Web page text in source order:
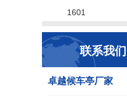
1601
联系我们
卓越候车亭厂家